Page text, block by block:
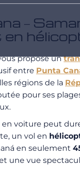
–
propose un
entre Punta
régions de la
pour ses
en voiture peut
un vol en
en seulement
une vue